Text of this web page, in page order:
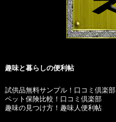
趣味と暮らしの便利帖
試供品無料サンプル！口コミ倶楽部
ペット保険比較！口コミ倶楽部
趣味の見つけ方！趣味人便利帖